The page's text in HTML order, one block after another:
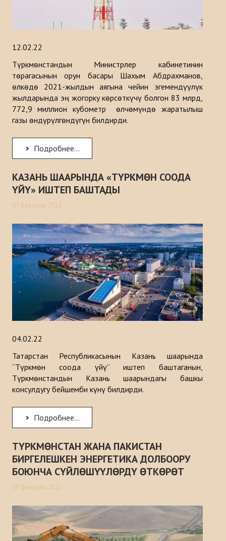
12.02.22
Түркмөнстандын Министрлер кабинетинин
төрагасынын орун басары Шахым Абдрахманов,
өлкөдө 2021-жылдын аягына чейин эгемендүүлүк
жылдарында эң жогорку көрсөткүчү болгон 83 млрд,
772,9 миллион кубометр өлчөмүндө жаратылыш
газы өндүрүлгөндүгүн билдирди.
Подробнее...
КАЗАНЬ ШААРЫНДА «ТҮРКМӨН СООДА
ҮЙҮ» ИШТЕП БАШТАДЫ
07 февраля 2022
04.02.22
Татарстан Республикасынын Казань шаарында
“Түркмөн соода үйү” иштеп баштаганын,
Түркмөнстандын Казань шаарындагы башкы
консулдугу бейшемби күнү билдирди.
Подробнее...
ТҮРКМӨНСТАН ЖАНА ПАКИСТАН
БИРГЕЛЕШКЕН ЭНЕРГЕТИКА ДОЛБООРУ
БОЮНЧА СҮЙЛӨШҮҮЛӨРДҮ ӨТКӨРӨТ
03 февраля 2022